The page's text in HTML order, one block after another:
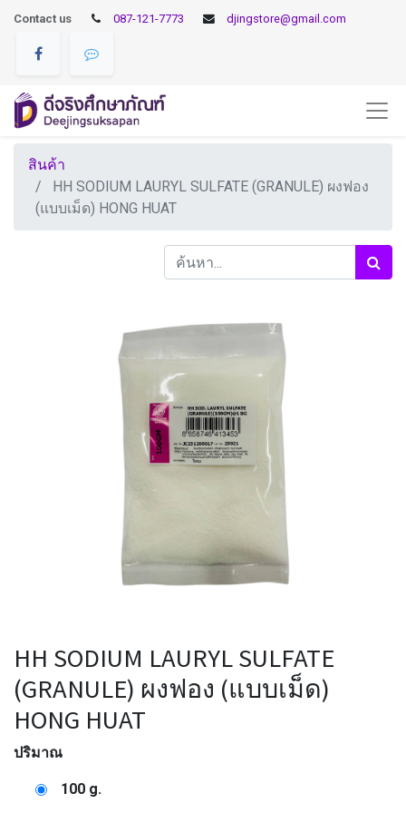
Contact us 087-121-7773 djingstore@gmail.com
สินค้า
HH SODIUM LAURYL SULFATE (GRANULE) ผงฟอง
(แบบเม็ด) HONG HUAT
HH SODIUM LAURYL SULFATE
(GRANULE) ผงฟอง (แบบเม็ด)
HONG HUAT
ปริมาณ
100 g.